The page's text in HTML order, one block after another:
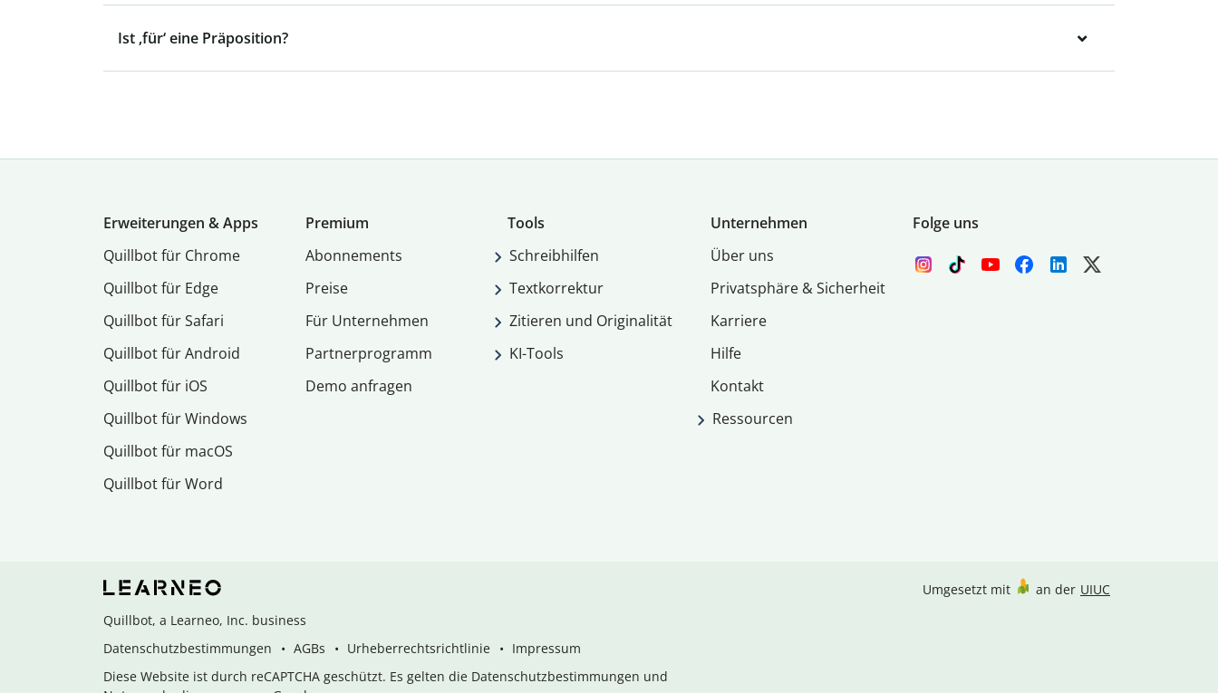
Ist ‚für‘ eine Präposition?
Erweiterungen & Apps
Quillbot für Chrome
Quillbot für Edge
Quillbot für Safari
Quillbot für Android
Quillbot für iOS
Quillbot für Windows
Quillbot für macOS
Quillbot für Word
Premium
Abon­ne­ments
Preise
Für Unternehmen
Partnerprogramm
Demo anfragen
Tools
Schreibhilfen
Textkorrektur
Zitieren und Originalität
KI-Tools
Unternehmen
Über uns
Privatsphäre & Sicherheit
Karriere
Hilfe
Kontakt
Ressourcen
Folge uns
Quillbot, a Learneo, Inc. business
Datenschutzbestimmungen
AGBs Urheberrechtsrichtlinie
Impressum
Diese Website ist durch reCAPTCHA geschützt. Es gelten die Datenschutzbestimmungen und
Umgesetzt mit an der UIUC